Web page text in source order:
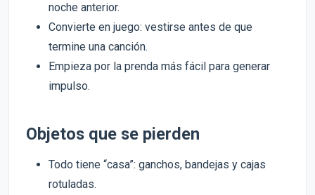
noche anterior.
Convierte en juego: vestirse antes de que
termine una canción.
Empieza por la prenda más fácil para generar
impulso.
Objetos que se pierden
Todo tiene “casa”: ganchos, bandejas y cajas
rotuladas.